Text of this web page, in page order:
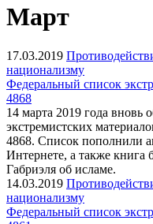
Март
17.03.2019
национализму
Федеральный список
4868
14 марта 2019 года вновь
экстремистских
4868. Список пополнили
Интернете, а также
Габриэля об исламе.
14.03.2019
национализму
Федеральный список